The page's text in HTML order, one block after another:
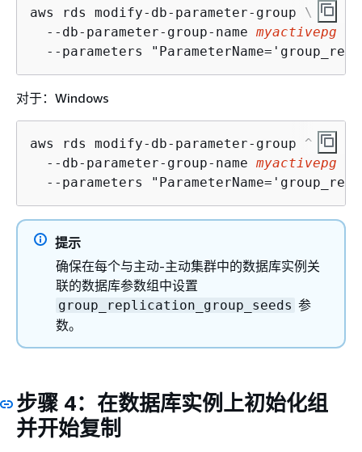
aws rds modify-db-parameter-group \
  --db-parameter-group-name
myactivepg
--parameters
对于：Windows
aws rds modify-db-parameter-group ^
  --db-parameter-group-name
myactivepg
--parameters
提示
确保在每个与主动-主动集群中的数据库实例关
联的数据库参数组中设置
group_replication_group_seeds 参
数。
步骤 4：在数据库实例上初始化组
并开始复制